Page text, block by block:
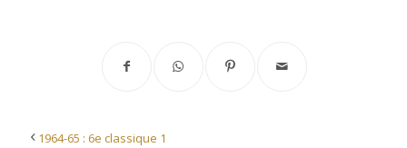
1964-65 : 6e classique 1